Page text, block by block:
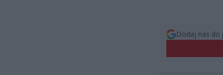
Dodaj nas do